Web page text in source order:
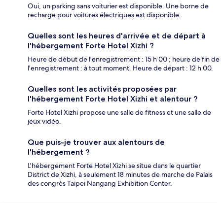
Oui, un parking sans voiturier est disponible. Une borne de
recharge pour voitures électriques est disponible.
Quelles sont les heures d'arrivée et de départ à
l'hébergement Forte Hotel Xizhi ?
Heure de début de l'enregistrement : 15 h 00 ; heure de fin de
l'enregistrement : à tout moment. Heure de départ : 12 h 00.
Quelles sont les activités proposées par
l'hébergement Forte Hotel Xizhi et alentour ?
Forte Hotel Xizhi propose une salle de fitness et une salle de
jeux vidéo.
Que puis-je trouver aux alentours de
l'hébergement ?
L'hébergement Forte Hotel Xizhi se situe dans le quartier
District de Xizhi, à seulement 18 minutes de marche de Palais
des congrès Taipei Nangang Exhibition Center.